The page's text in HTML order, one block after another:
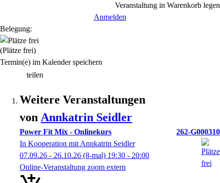
Veranstaltung in Warenkorb legen
Anmelden
Belegung:
(Plätze frei)
Termin(e) im Kalender speichern
teilen
Weitere Veranstaltungen
von Annkatrin Seidler
Power Fit Mix - Onlinekurs
262-G000310
In Kooperation mit Annkatrin Seidler
07.09.26 - 26.10.26 (8-mal) 19:30 - 20:00
Online-Veranstaltung zoom extern